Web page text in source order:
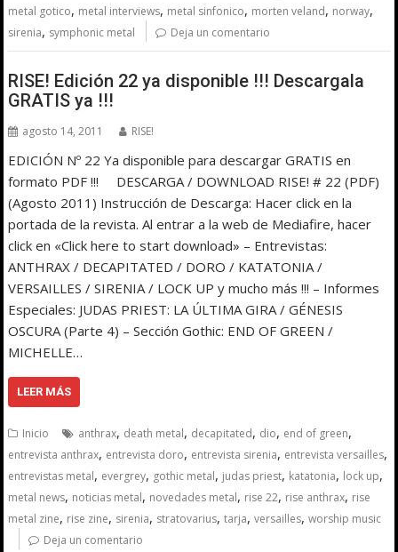
metal gotico, metal interviews, metal sinfonico, morten veland, norway,
sirenia, symphonic metal Deja un comentario
RISE! Edición 22 ya disponible !!! Descargala
GRATIS ya !!!
agosto 14, 2011 RISE!
EDICIÓN Nº 22 Ya disponible para descargar GRATIS en
formato PDF !!! DESCARGA / DOWNLOAD RISE! # 22 (PDF)
(Agosto 2011) Instrucción de Descarga: Hacer click en la
portada de la revista. Al entrar a la web de Mediafire, hacer
click en «Click here to start download» – Entrevistas:
ANTHRAX / DECAPITATED / DORO / KATATONIA /
VERSAILLES / SIRENIA / LOCK UP y mucho más !!! – Informes
Especiales: JUDAS PRIEST: LA ÚLTIMA GIRA / GÉNESIS
OSCURA (Parte 4) – Sección Gothic: END OF GREEN /
MICHELLE…
LEER MÁS
Inicio anthrax, death metal, decapitated, dio, end of green,
entrevista anthrax, entrevista doro, entrevista sirenia, entrevista versailles,
entrevistas metal, evergrey, gothic metal, judas priest, katatonia, lock up,
metal news, noticias metal, novedades metal, rise 22, rise anthrax, rise
metal zine, rise zine, sirenia, stratovarius,tarja,versailles,worship music
Deja un comentario